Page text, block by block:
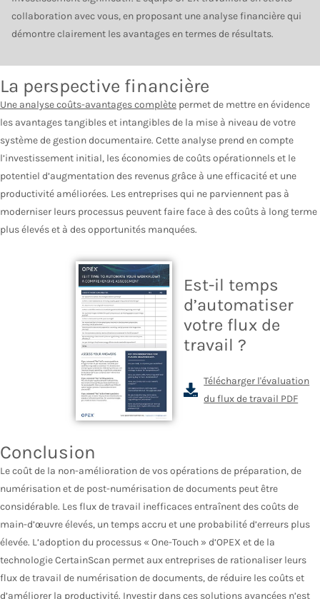
collaboration avec vous, en proposant une analyse financière qui
démontre clairement les avantages en termes de résultats.
La perspective financière
Une analyse coûts-avantages complète permet de mettre en évidence
les avantages tangibles et intangibles de la mise à niveau de votre
système de gestion documentaire. Cette analyse prend en compte
l’investissement initial, les économies de coûts opérationnels et le
potentiel d’augmentation des revenus grâce à une efficacité et une
productivité améliorées. Les entreprises qui ne parviennent pas à
moderniser leurs processus peuvent faire face à des coûts à long terme
plus élevés et à des opportunités manquées.
Est-il temps
d’automatiser
votre flux de
travail ?
Télécharger l'évaluation
du flux de travail PDF
Conclusion
Le coût de la non-amélioration de vos opérations de préparation, de
numérisation et de post-numérisation de documents peut être
considérable. Les flux de travail inefficaces entraînent des coûts de
main-d’œuvre élevés, un temps accru et une probabilité d’erreurs plus
élevée. L’adoption du processus « One-Touch » d’OPEX et de la
technologie CertainScan permet aux entreprises de rationaliser leurs
flux de travail de numérisation de documents, de réduire les coûts et
d’améliorer la productivité. Investir dans ces solutions avancées n’est